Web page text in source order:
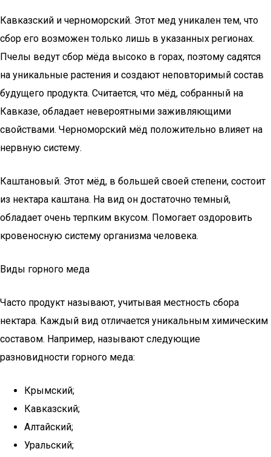
Кавказский и черноморский. Этот мед уникален тем, что
сбор его возможен только лишь в указанных регионах.
Пчелы ведут сбор мёда высоко в горах, поэтому садятся
на уникальные растения и создают неповторимый состав
будущего продукта. Считается, что мёд, собранный на
Кавказе, обладает невероятными заживляющими
свойствами. Черноморский мёд положительно влияет на
нервную систему.
Каштановый. Этот мёд, в большей своей степени, состоит
из нектара каштана. На вид он достаточно темный,
обладает очень терпким вкусом. Помогает оздоровить
кровеносную систему организма человека.
Виды горного меда
Часто продукт называют, учитывая местность сбора
нектара. Каждый вид отличается уникальным химическим
составом. Например, называют следующие
разновидности горного меда:
Крымский;
Кавказский;
Алтайский;
Уральский;